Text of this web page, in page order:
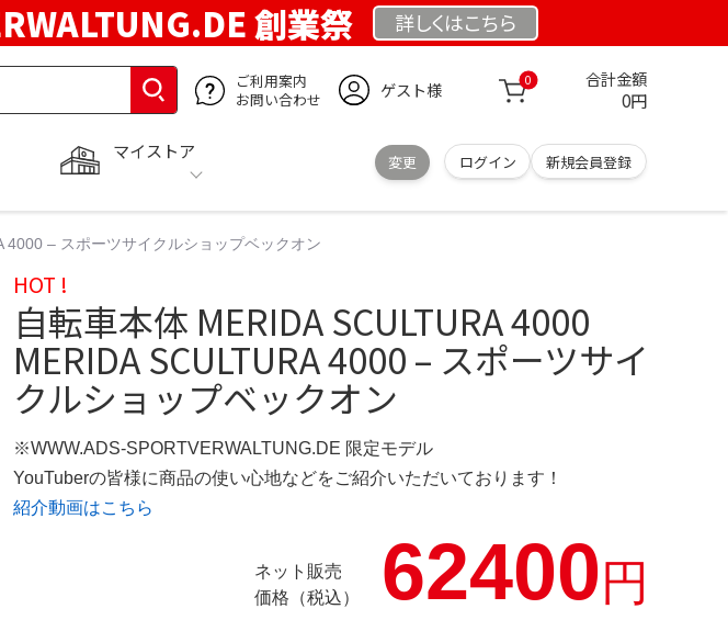
創業祭 詳しくはこちら
ご利用案内
お問い合わせ
ゲスト様 0 合計金額
0円
マイストア
変更 ログイン 新規会員登録
4000 – スポーツサイクルショップベックオン
HOT !
自転車本体 MERIDA SCULTURA 4000
MERIDA SCULTURA 4000 – スポーツサイ
クルショップベックオン
※WWW.ADS-SPORTVERWALTUNG.DE 限定モデル
YouTuberの皆様に商品の使い心地などをご紹介いただいております！
紹介動画はこちら
ネット販売
価格（税込）
62400円